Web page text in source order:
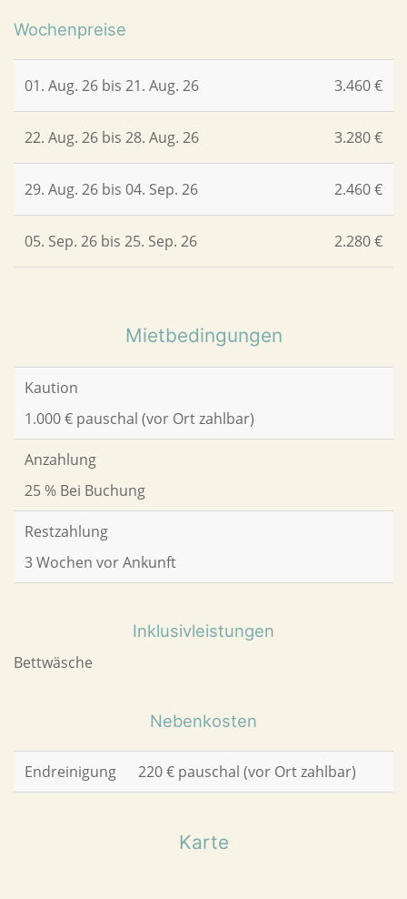
Wochenpreise
01. Aug. 26 bis 21. Aug. 26 3.460 €
22. Aug. 26 bis 28. Aug. 26 3.280 €
29. Aug. 26 bis 04. Sep. 26 2.460 €
05. Sep. 26 bis 25. Sep. 26 2.280 €
Mietbedingungen
Kaution
1.000 € pauschal (vor Ort zahlbar)
Anzahlung
25 % Bei Buchung
Restzahlung
3 Wochen vor Ankunft
Inklusivleistungen
Bettwäsche
Nebenkosten
Endreinigung 220 € pauschal (vor Ort zahlbar)
Karte